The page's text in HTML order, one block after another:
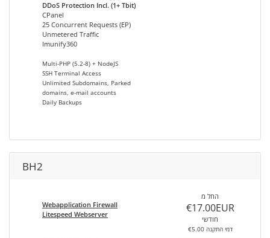
DDoS Protection Incl. (1+ Tbit)
CPanel
25 Concurrent Requests (EP)
Unmetered Traffic
Imunify360
Multi-PHP (5.2-8) + NodeJS
SSH Terminal Access
Unlimited Subdomains, Parked
domains, e-mail accounts
Daily Backups
BH2
Webapplication Firewall
Litespeed Webserver
החל מ
€17.00EUR
חודשי
€5.00 דמי התקנה